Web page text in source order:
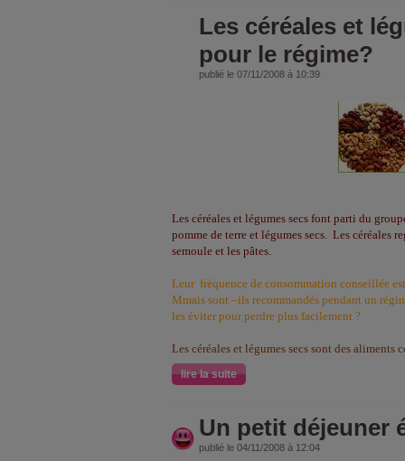
Les céréales et
pour le régime?
publié le 07/11/2008 à 10:39
Les céréales et légumes secs font parti du
pomme de terre et légumes secs. Les céréales
semoule et les pâtes.
Leur fréquence de consommation conseillée
Mmais sont –ils recommandés pendant un
les éviter pour perdre plus facilement ?
Les céréales et légumes secs sont des aliments
lire la suite
Un petit déjeuner
publié le 04/11/2008 à 12:04